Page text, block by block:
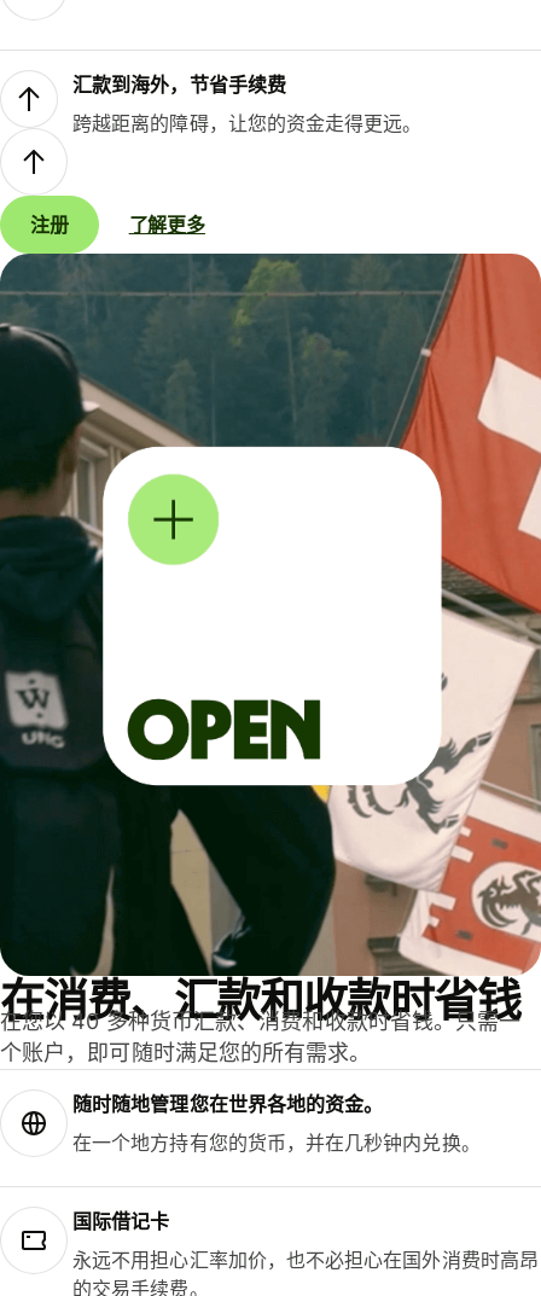
汇款到海外，节省手续费
跨越距离的障碍，让您的资金走得更远。
注册 了解更多
在消费、汇款和收款时省钱
在您以 40 多种货币汇款、消费和收款时省钱。只需一
个账户，即可随时满足您的所有需求。
随时随地管理您在世界各地的资金。
在一个地方持有您的货币，并在几秒钟内兑换。
国际借记卡
永远不用担心汇率加价，也不必担心在国外消费时高昂
的交易手续费。